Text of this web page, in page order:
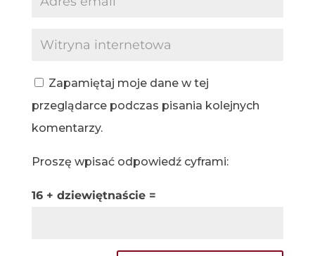
Zapamiętaj moje dane w tej
przeglądarce podczas pisania kolejnych
komentarzy.
Proszę wpisać odpowiedź cyframi:
16 + dziewiętnaście =